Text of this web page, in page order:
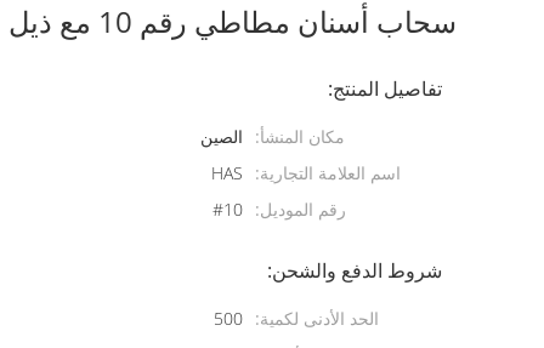
سحاب أسنان مطاطي رقم 10 مع ذيل ماسي صغير ومنزلق راتنج للملابس
تفاصيل المنتج:
مكان المنشأ:
الصين
اسم العلامة التجارية:
HAS
رقم الموديل: #10
شروط الدفع والشحن:
الحد الأدنى لكمية: 500